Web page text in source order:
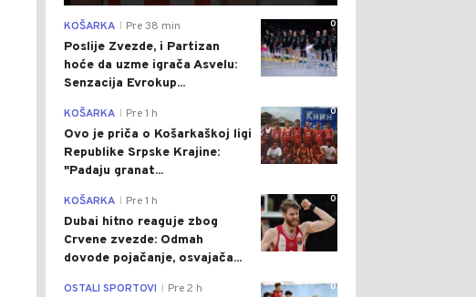
0
KOŠARKA Pre 38 min
Poslije Zvezde, i Partizan
hoće da uzme igrača Asvelu:
Senzacija Evrokup...
0
KOŠARKA Pre 1 h
Ovo je priča o Košarkaškoj ligi
Republike Srpske Krajine:
"Padaju granat...
0
KOŠARKA Pre 1 h
Dubai hitno reaguje zbog
Crvene zvezde: Odmah
dovode pojačanje, osvajača...
0
OSTALI SPORTOVI Pre 2 h